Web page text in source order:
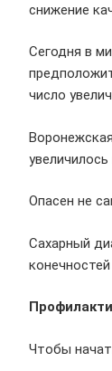
снижение
Сегодня в
число
Опасен не
Сахарный
Чтобы